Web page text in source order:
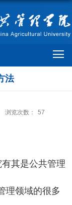
法
浏览次数： 57
其是公共管理
理领域的很多